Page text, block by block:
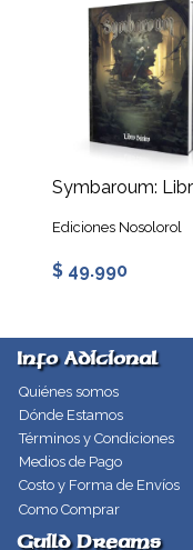
Ediciones Nosolorol
$ 49.990
Info Adicional
Quiénes somos
Dónde Estamos
Términos y Condiciones
Medios de Pago
Costo y Forma de Envíos
Como Comprar
Guild Dreams